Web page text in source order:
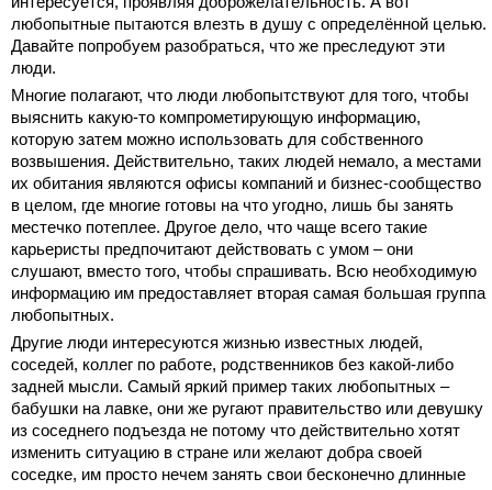
любопытные пытаются влезть в душу с определённой целью.
Давайте попробуем разобраться, что же преследуют эти
люди.
Многие полагают, что люди любопытствуют для того, чтобы
выяснить какую-то компрометирующую информацию,
которую затем можно использовать для собственного
возвышения. Действительно, таких людей немало, а местами
их обитания являются офисы компаний и бизнес-сообщество
в целом, где многие готовы на что угодно, лишь бы занять
местечко потеплее. Другое дело, что чаще всего такие
карьеристы предпочитают действовать с умом – они
слушают, вместо того, чтобы спрашивать. Всю необходимую
информацию им предоставляет вторая самая большая группа
любопытных.
Другие люди интересуются жизнью известных людей,
соседей, коллег по работе, родственников без какой-либо
задней мысли. Самый яркий пример таких любопытных –
бабушки на лавке, они же ругают правительство или девушку
из соседнего подъезда не потому что действительно хотят
изменить ситуацию в стране или желают добра своей
соседке, им просто нечем занять свои бесконечно длинные